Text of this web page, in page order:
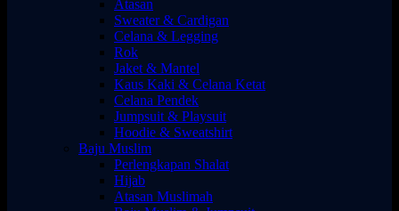
Atasan
Sweater & Cardigan
Celana & Legging
Rok
Jaket & Mantel
Kaus Kaki & Celana Ketat
Celana Pendek
Jumpsuit & Playsuit
Hoodie & Sweatshirt
Baju Muslim
Perlengkapan Shalat
Hijab
Atasan Muslimah